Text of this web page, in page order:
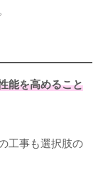
能を高めること
工事も選択肢の